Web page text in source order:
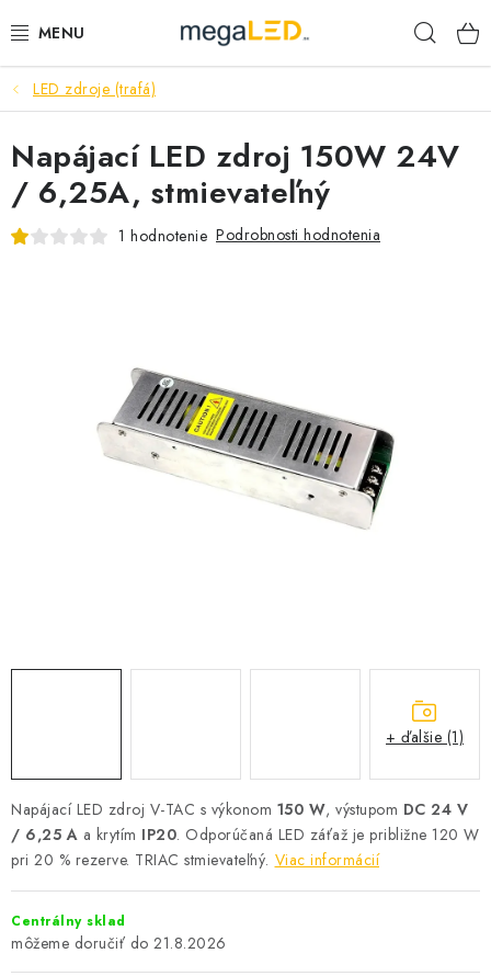
na
PRIEMYSEL
SVIETIDLÁ
ŽIAROVKY A TRUBICE
SAMSUNG SVIETIDLÁ
OBCHODNÉ PODMIENKY
O NÁS - MEGALED & JANTON ZÁKAMENNÉ
Reklamácie a formulár na odstúpenie od zmluvy
Podmienky ochrany osobných údajov
Zľavy pre profíkov
Hodnotenie obchodu
LED zdroje (trafá)
Napájací LED zdroj V-TAC s výkonom 150 W, výstupom DC 24 V
/ 6,25 A a krytím IP20. Odporúčaná LED záťaž je približne 120 W
pri 20 % rezerve. TRIAC stmievateľný. Viac informácií
Centrálny sklad
21.8.2026
Napájací LED zdroj 150W 24V
/ 6,25A, stmievateľný
1 hodnotenie Podrobnosti hodnotenia
+ ďalšie (1)